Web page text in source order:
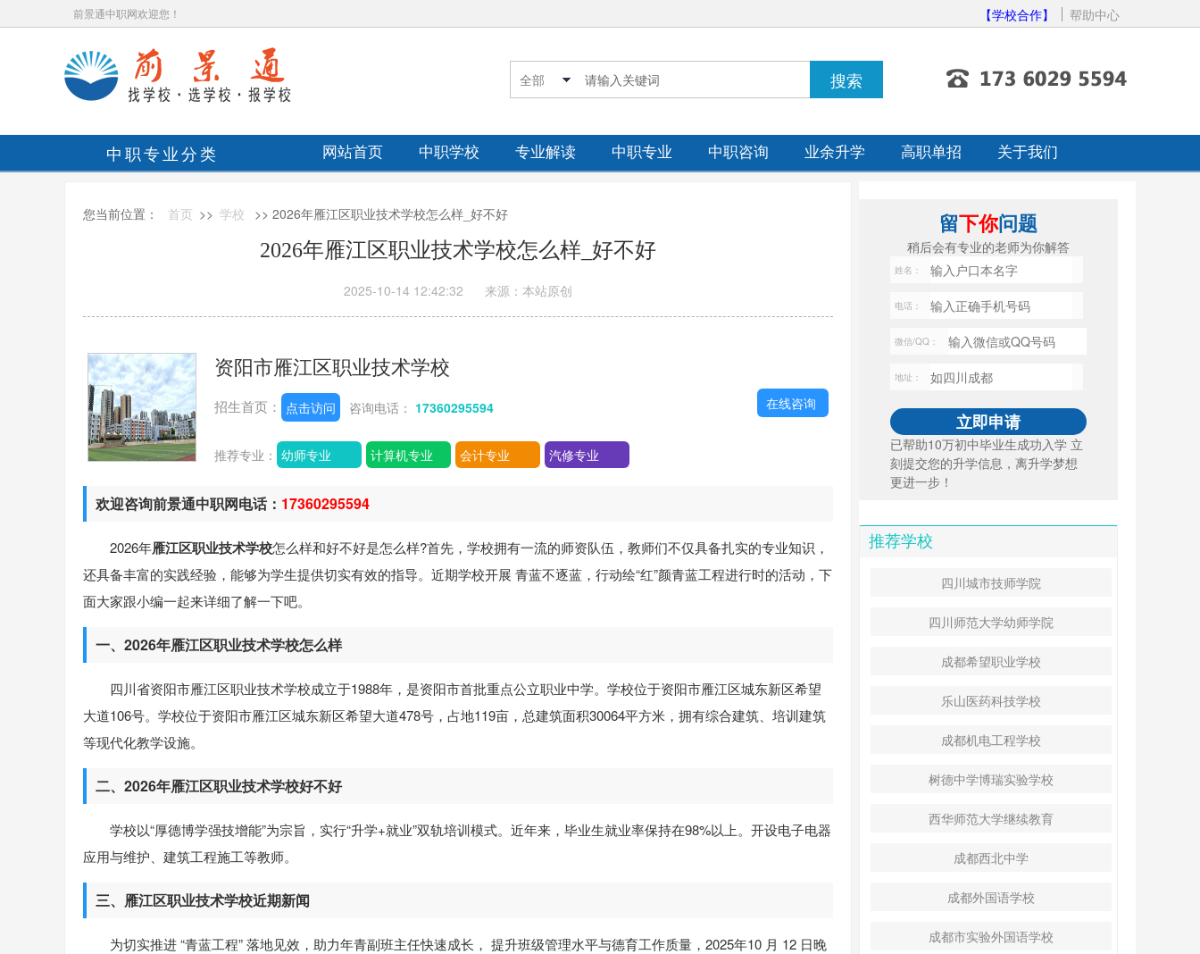
前景通中职网欢迎您！ 【学校合作】 帮助中心
中职专业分类 网站首页 中职学校 专业解读 中职专业 中职咨询 业余升学 高职单招 关于我们
您当前位置： 首页 >> 学校 >> 2026年雁江区职业技术学校怎么样_好不好
2026年雁江区职业技术学校怎么样_好不好
2025-10-14 12:42:32 来源：本站原创
资阳市雁江区职业技术学校
招生首页： 点击访问 咨询电话： 17360295594
推荐专业： 幼师专业 计算机专业 会计专业 汽修专业
在线咨询
欢迎咨询前景通中职网电话： 17360295594
2026年雁江区职业技术学校怎么样和好不好是怎么样?首先，学校拥有一流的师资队伍，教师们不仅具备扎实的专业知识，
还具备丰富的实践经验，能够为学生提供切实有效的指导。近期学校开展 青蓝不逐蓝，行动绘“红”颜青蓝工程进行时的活动，下
面大家跟小编一起来详细了解一下吧。
一、2026年雁江区职业技术学校怎么样
四川省资阳市雁江区职业技术学校成立于1988年，是资阳市首批重点公立职业中学。学校位于资阳市雁江区城东新区希望
大道106号。学校位于资阳市雁江区城东新区希望大道478号，占地119亩，总建筑面积30064平方米，拥有综合建筑、培训建筑
等现代化教学设施。
二、2026年雁江区职业技术学校好不好
学校以“厚德博学强技增能”为宗旨，实行“升学+就业”双轨培训模式。近年来，毕业生就业率保持在98%以上。开设电子电器
应用与维护、建筑工程施工等教师。
三、雁江区职业技术学校近期新闻
为切实推进 “青蓝工程” 落地见效，助力年青副班主任快速成长， 提升班级管理水平与德育工作质量，2025年10 月 12 日晚
留下你问题
稍后会有专业的老师为你解答
姓名：
电话：
微信/QQ：
地址：
已帮助10万初中毕业生成功入学 立
刻提交您的升学信息，离升学梦想
更进一步！
推荐学校
四川城市技师学院
四川师范大学幼师学院
成都希望职业学校
乐山医药科技学校
成都机电工程学校
树德中学博瑞实验学校
西华师范大学继续教育
成都西北中学
成都外国语学校
成都市实验外国语学校